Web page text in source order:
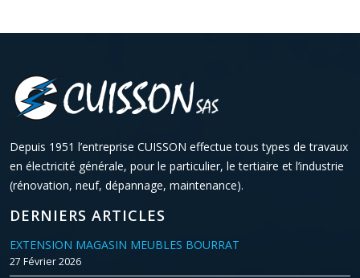
Depuis 1951 l’entreprise CUISSON effectue tous types de travaux
en électricité générale, pour le particulier, le tertiaire et l’industrie
(rénovation, neuf, dépannage, maintenance).
DERNIERS ARTICLES
EXTENSION MAGASIN MEUBLES BOURRAT
27 Février 2026